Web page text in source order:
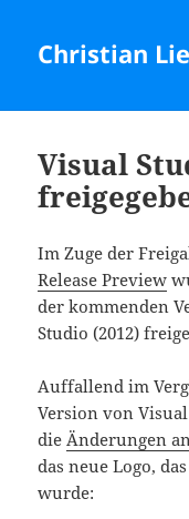
Christian
Visual
Im Zuge der
Release Preview
der kommenden
Studio (2012)
Auffallend im
Version von
dieÄnderungen
das neue Logo,
wurde: